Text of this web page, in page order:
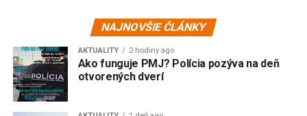
NAJNOVŠIE ČLÁNKY
AKTUALITY 2 hodiny ago
Ako funguje PMJ? Polícia pozýva na deň
otvorených dverí